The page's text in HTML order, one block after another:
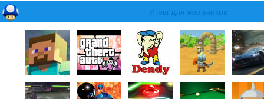
Игры для мальчиков